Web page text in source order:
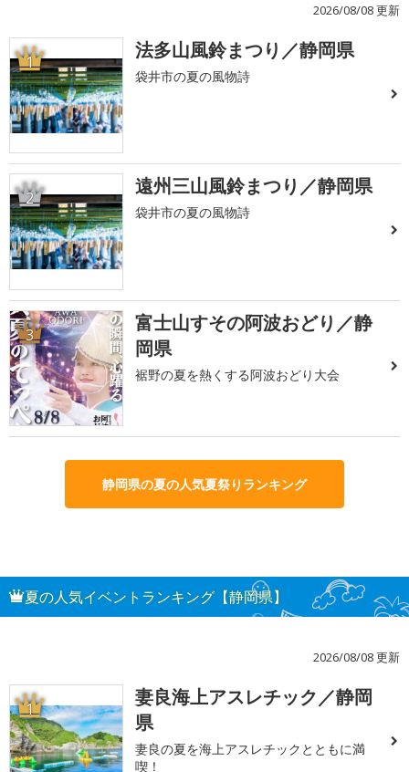
2026/08/08 更新
1 法多山風鈴まつり／静岡県
袋井市の夏の風物詩
2 遠州三山風鈴まつり／静岡県
袋井市の夏の風物詩
3
富士山すその阿波おどり／静
岡県
裾野の夏を熱くする阿波おどり大会
静岡県の夏の人気夏祭りランキング
夏の人気イベントランキング【静岡県】
2026/08/08 更新
1
妻良海上アスレチック／静岡
県
妻良の夏を海上アスレチックとともに満
喫！